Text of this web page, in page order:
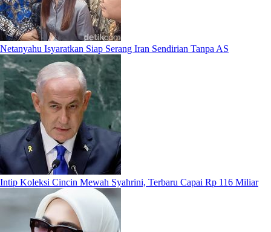
Netanyahu Isyaratkan Siap Serang Iran Sendirian Tanpa AS
Intip Koleksi Cincin Mewah Syahrini, Terbaru Capai Rp 116 Miliar